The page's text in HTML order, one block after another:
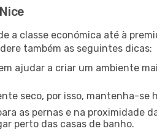
a classe económica até à
também as seguintes dicas:
ajudar a criar um ambiente
seco, por isso, mantenha-
as pernas e na proximidade
perto das casas de banho.